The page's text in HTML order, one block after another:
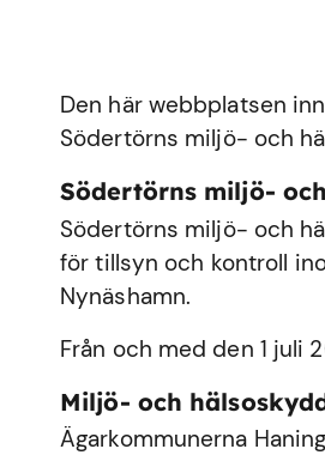
Den här webbplatsen
Södertörns miljö- och
Södertörns miljö-
Södertörns miljö- och
för tillsyn och kontroll
Nynäshamn.
Från och med den 1 juli
Miljö- och
Ägarkommunerna